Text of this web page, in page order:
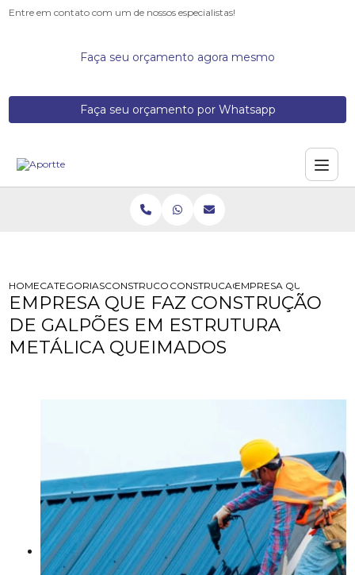
Entre em contato com um de nossos especialistas!
Faça seu orçamento agora mesmo
Faça seu orçamento por Whatsapp
HOMECATEGORIASCONSTRUCOES DE GALPOES METALICOS
CONSTRUCAO DE ESTRUTURA
EMPRESA QUE FAZ
EMPRESA QUE FAZ CONSTRUÇÃO
DE GALPÕES EM ESTRUTURA
METÁLICA QUEIMADOS